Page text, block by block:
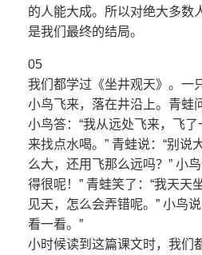
的人能大成。所以对绝大多数
是我们最终的结局。
05
我们都学过《坐井观天》。一
小鸟飞来，落在井沿上。青蛙
小鸟答：“我从远处飞来，飞
来找点水喝。” 青蛙说：“别说
么大，还用飞那么远吗？” 小
得很呢！” 青蛙笑了：“我天天
见天，怎么会弄错呢。” 小鸟
看一看。”
小时候读到这篇课文时，我们